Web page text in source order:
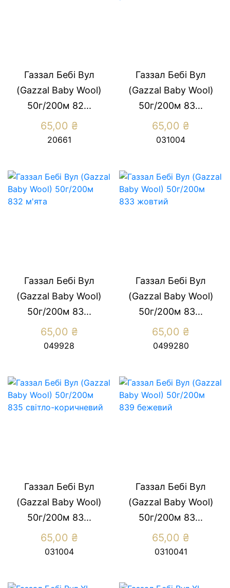
Газзал Бебі Вул
(Gazzal Baby Wool)
50г/200м 82...
65,00 ₴
20661
Газзал Бебі Вул
(Gazzal Baby Wool)
50г/200м 83...
65,00 ₴
031004
Газзал Бебі Вул
(Gazzal Baby Wool)
50г/200м 83...
65,00 ₴
049928
Газзал Бебі Вул
(Gazzal Baby Wool)
50г/200м 83...
65,00 ₴
0499280
Газзал Бебі Вул
(Gazzal Baby Wool)
50г/200м 83...
65,00 ₴
031004
Газзал Бебі Вул
(Gazzal Baby Wool)
50г/200м 83...
65,00 ₴
0310041